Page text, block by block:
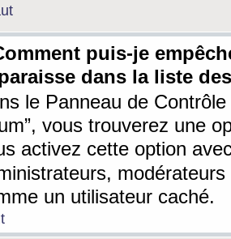
puis-je
dans la liste
le Panneau de
vous trouverez une
activez cette option
un utilisateur caché.